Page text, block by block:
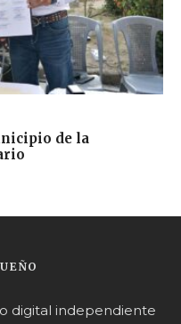
de la
digital independiente